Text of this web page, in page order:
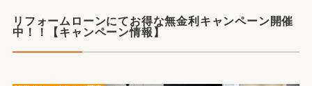
リフォームローンにてお得な無金利キャンペーン開催
中！！【キャンペーン情報】